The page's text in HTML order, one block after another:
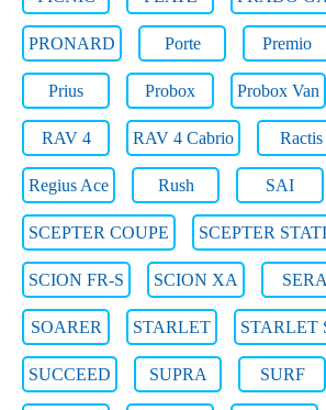
PRONARD Porte Premio
Prius Probox Probox Van
RAV 4 RAV 4 Cabrio Ractis
Regius Ace Rush SAI
SCEPTER COUPE SCEPTER
SCION FR-S SCION XA SERA
SOARER STARLET STARLET
SUCCEED SUPRA SURF